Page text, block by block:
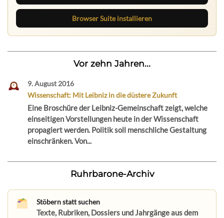
Browser Suite installieren
Vor zehn Jahren...
9. August 2016
Wissenschaft: Mit Leibniz in die düstere Zukunft
Eine Broschüre der Leibniz-Gemeinschaft zeigt, welche
einseitigen Vorstellungen heute in der Wissenschaft
propagiert werden. Politik soll menschliche Gestaltung
einschränken. Von...
Ruhrbarone-Archiv
Stöbern statt suchen
Texte, Rubriken, Dossiers und Jahrgänge aus dem